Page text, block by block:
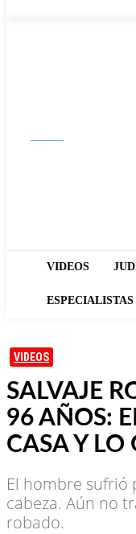
VIDEOS
VIDEOS
SALVAJE
96 AÑOS:
CASA Y LO
El hombre sufrió
cabeza. Aún no
robado.